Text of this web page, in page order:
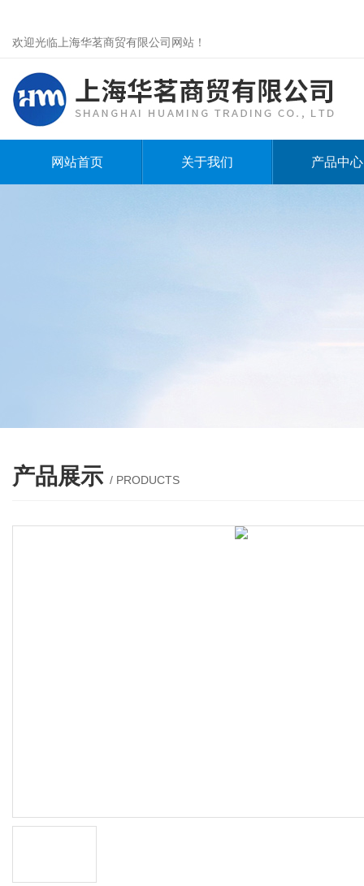
欢迎光临上海华茗商贸有限公司网站！
网站首页 关于我们 产品中心
产品展示 / PRODUCTS